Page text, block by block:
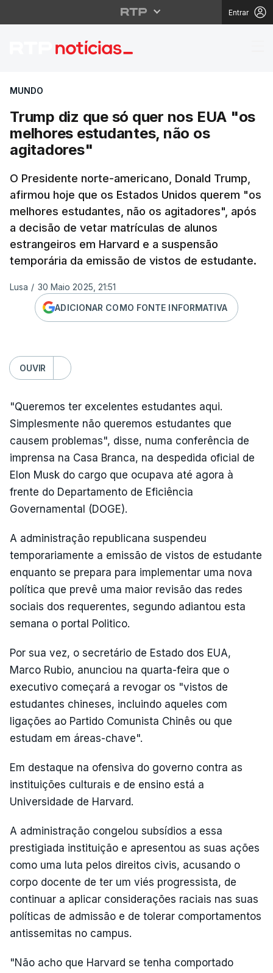
Entrar
Trump diz que só
MUNDO
Trump diz que só quer nos EUA "os
melhores estudantes, não os
agitadores"
O Presidente norte-americano, Donald Trump,
afirmou hoje que os Estados Unidos querem "os
melhores estudantes, não os agitadores", após
a decisão de vetar matrículas de alunos
estrangeiros em Harvard e a suspensão
temporária da emissão de vistos de estudante.
Lusa / 30 Maio 2025, 21:51
ADICIONAR COMO FONTE INFORMATIVA
OUVIR
"Queremos ter excelentes estudantes aqui.
Simplesmente não queremos estudantes que
causem problemas", disse, numa conferência de
imprensa na Casa Branca, na despedida oficial de
Elon Musk do cargo que ocupava até agora à
frente do Departamento de Eficiência
Governamental (DOGE).
A administração republicana suspendeu
temporariamente a emissão de vistos de estudante
enquanto se prepara para implementar uma nova
política que prevê uma maior revisão das redes
sociais dos requerentes, segundo adiantou esta
semana o portal Politico.
Por sua vez, o secretário de Estado dos EUA,
Marco Rubio, anunciou na quarta-feira que o
executivo começará a revogar os "vistos de
estudantes chineses, incluindo aqueles com
ligações ao Partido Comunista Chinês ou que
estudam em áreas-chave".
Em destaque na ofensiva do governo contra as
instituições culturais e de ensino está a
Universidade de Harvard.
A administração congelou subsídios a essa
prestigiada instituição e apresentou as suas ações
como uma luta pelos direitos civis, acusando o
corpo docente de ter um viés progressista, de
continuar a aplicar considerações raciais nas suas
políticas de admissão e de tolerar comportamentos
antissemitas no campus.
"Não acho que Harvard se tenha comportado